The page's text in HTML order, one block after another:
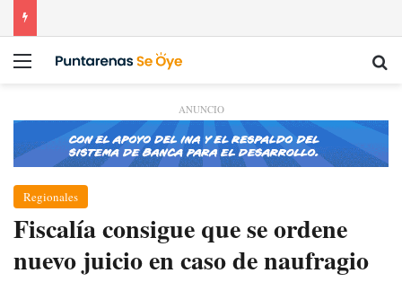
Menú
ANUNCIO
Regionales
Fiscalía consigue que se ordene
nuevo juicio en caso de naufragio